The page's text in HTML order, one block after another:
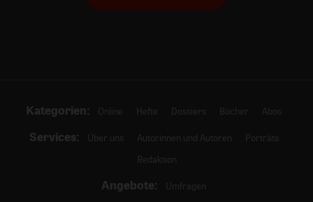
Kategorien: Online Hefte Dossiers Bücher Abos
Services: Über uns Autorinnen und Autoren
Porträts
Redaktion
Angebote: Umfragen